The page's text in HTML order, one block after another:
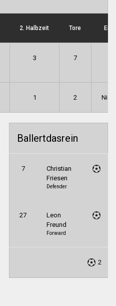
2. Halbzeit Tore
3 7
1 2
Ballertdasrein
7
Christian
Friesen
Defender
27
Leon
Freund
Forward
2